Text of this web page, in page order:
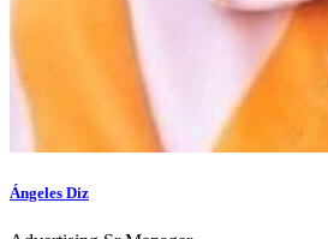
Ángeles Diz